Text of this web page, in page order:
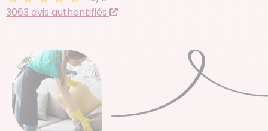
4.5 sur 5
3063 avis authentifiés